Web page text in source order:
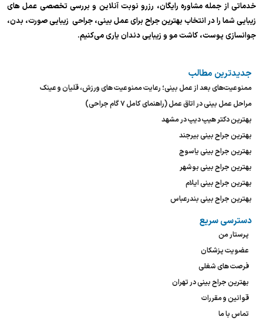
خدماتی از جمله مشاوره رایگان، رزرو نوبت آنلاین و بررسی تخصصی عمل های
زیبایی شما را در انتخاب بهترین جراح برای عمل بینی، جراحی زیبایی صورت، بدن،
جوانسازی پوست، کاشت مو و زیبایی دندان یاری می‌کنیم.
جدیدترین مطالب
ممنوعیت‌های بعد از عمل بینی؛ رعایت ممنوعیت های ورزش، قلیان و عینک
مراحل عمل بینی در اتاق عمل (راهنمای کامل ۷ گام جراحی)
بهترین دکتر هیپ دیپ در مشهد
بهترین جراح بینی بیرجند
بهترین جراح بینی یاسوج
بهترین جراح بینی بوشهر
بهترین جراح بینی ایلام
بهترین جراح بینی بندرعباس
دسترسی سریع
پرستار من
عضویت پزشکان
فرصت های شغلی
بهترین جراح بینی در تهران
قوانین و مقررات
تماس با ما